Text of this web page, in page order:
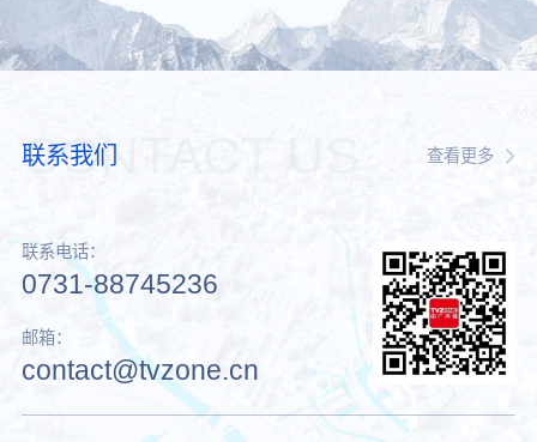
CONTACT US
联系我们 查看更多
联系电话：
0731-88745236
邮箱：
contact@tvzone.cn